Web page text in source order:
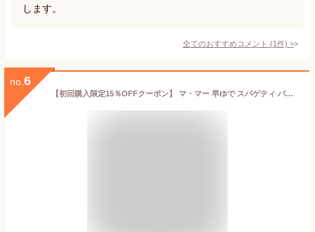
します。
全てのおすすめコメント (1件) >
no. 6
【初回購入限定15％OFFクーポン】 マ・マー 早ゆで スパゲティ パスタ 1.6mm ( 2.5kg 5kg 10kg ) 早ゆで 3分 FineFast 簡単 乾麺 麺 レンジOK 日清製粉ウェルナ ママー 備蓄 早ゆでパスタ スパゲティー スパゲッティ 業務用 大容量 5キロ